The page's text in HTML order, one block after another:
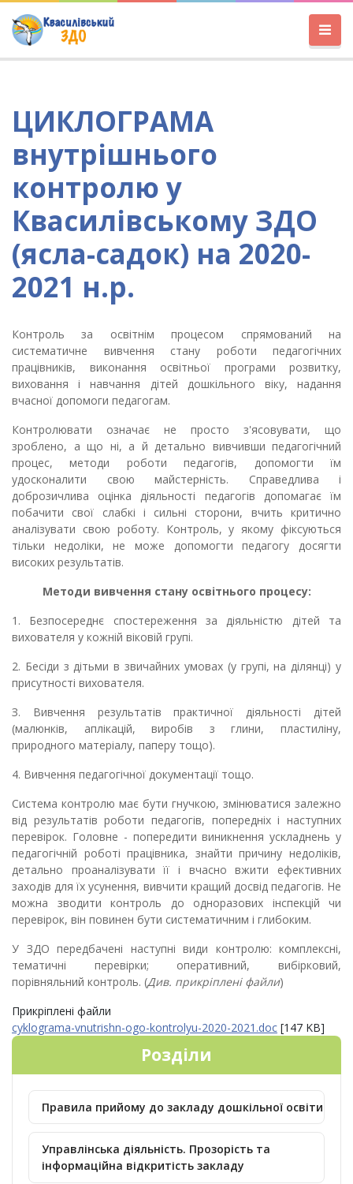
ЦИКЛОГРАМА
внутрішнього
контролю у
Квасилівському ЗДО
(ясла-садок) на 2020-
2021 н.р.
Контроль за освітнім процесом спрямований на
систематичне вивчен­ня стану роботи педагогічних
працівників, вико­нання освітньої програми розвитку,
виховання і навчання дітей до­шкільного віку, надання
вчасної допомоги педа­гогам.
Контролювати означає не просто з'ясовувати, що
зроблено, а що ні, а й детально вивчивши педагогічний
процес, методи роботи педагогів, допомогти їм
удосконалити свою майстерність. Справедлива і
доброзичлива оцінка діяльності пе­дагогів допомагає їм
побачити свої слабкі і сильні сторони, вчить критично
аналізувати свою робо­ту. Контроль, у якому фіксуються
тільки недоліки, не може допомогти педагогу досягти
високих ре­зультатів.
Методи вивчення стану освітнього процесу:
1. Безпосереднє спостереження за діяльні­стю дітей та
вихователя у кожній віковій групі.
2. Бесіди з дітьми в звичайних умовах (у групі, на ділянці) у
присутності вихователя.
З. Вивчення результатів практичної діяльності дітей
(малюнків, аплікацій, виробів з глини, пла­стиліну,
природного матеріалу, паперу тощо).
4. Вивчення педагогічної документації тощо.
Система контролю має бути гнучкою, зміню­ватися залежно
від результатів роботи педагогів, попередніх і наступних
перевірок. Головне - попередити виникнення ускладнень у
педагогічній роботі працівника, знайти причину недоліків,
де­тально проаналізувати її і вчасно вжити ефективних
заходів для їх усунення, вивчити кращий досвід педагогів. Не
можна зводити контроль до одно­разових інспекцій чи
перевірок, він повинен бути систематичним і глибоким.
У ЗДО передбачені наступні види контролю: комплексні,
тематичні перевірки; опе­ративний, вибірковий,
порівняльний контроль. (Див. прикріплені файли)
Прикріплені файли
cyklograma-vnutrishn-ogo-kontrolyu-2020-2021.doc [147 KB]
Розділи
Правила прийому до закладу дошкільної освіти
Управлінська діяльність. Прозорість та
інформаційна відкритість закладу